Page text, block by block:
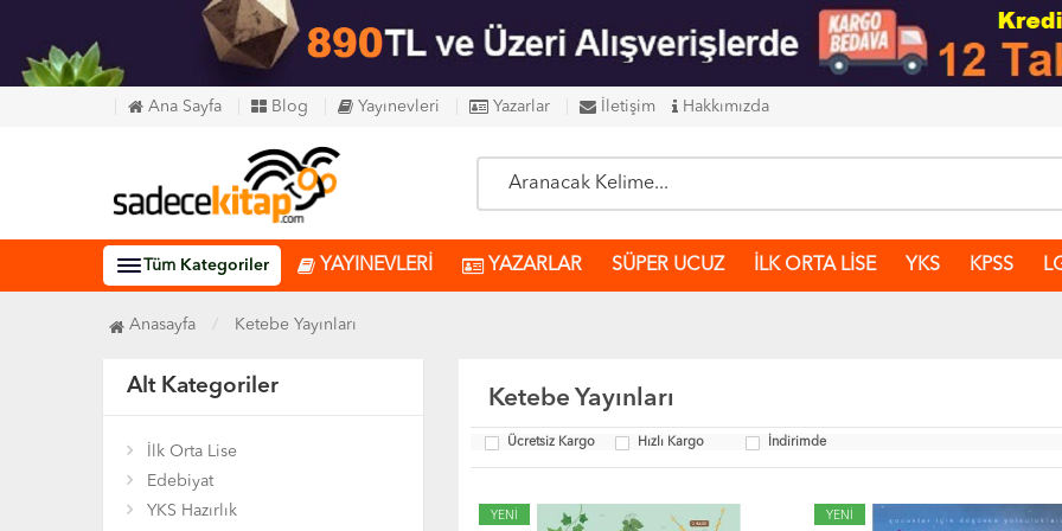
Ana Sayfa Blog Yayınevleri Yazarlar İletişim Hakkımızda
Tüm Kategoriler YAYINEVLERİ YAZARLAR SÜPER UCUZ İLK ORTA LİSE YKS KPSS
Anasayfa Ketebe Yayınları
Alt Kategoriler
İlk Orta Lise
Edebiyat
YKS Hazırlık
Ketebe Yayınları
Ücretsiz Kargo Hızlı Kargo İndirimde
YENİ YENİ